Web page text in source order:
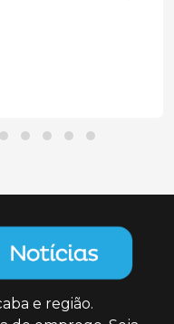
a última década
e região.